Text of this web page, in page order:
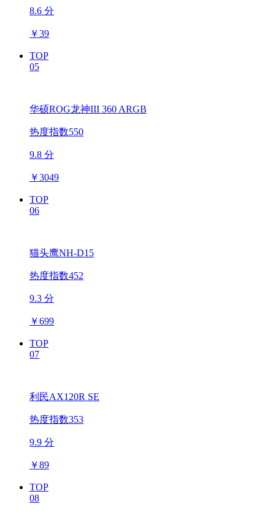
8.6 分
￥39
TOP
05
华硕ROG龙神III 360 ARGB
热度指数550
9.8 分
￥3049
TOP
06
猫头鹰NH-D15
热度指数452
9.3 分
￥699
TOP
07
利民AX120R SE
热度指数353
9.9 分
￥89
TOP
08